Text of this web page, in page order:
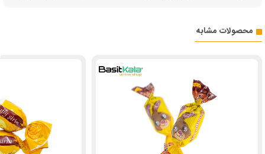
محصولات مشابه